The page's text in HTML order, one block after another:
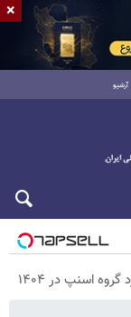
آرشیو
اسنپ در ۱۴۰۴
×